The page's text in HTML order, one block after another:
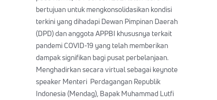
bertujuan untuk mengkonsolidasikan kondisi
terkini yang dihadapi Dewan Pimpinan Daerah
(DPD) dan anggota APPBI khususnya terkait
pandemi COVID-19 yang telah memberikan
dampak signifikan bagi pusat perbelanjaan.
Menghadirkan secara virtual sebagai keynote
speaker Menteri Perdagangan Republik
Indonesia (Mendag), Bapak Muhammad Lutfi